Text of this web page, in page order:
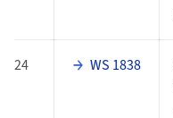
24 WS 1838